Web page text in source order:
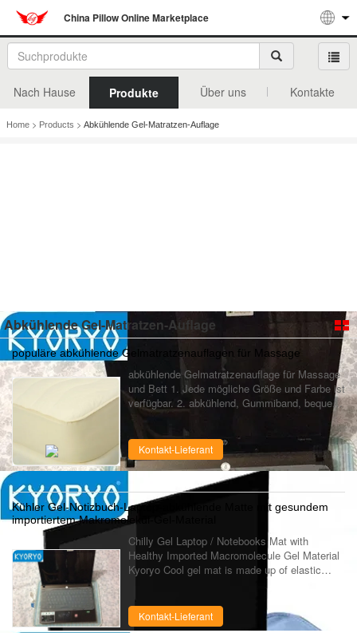
China Pillow Online Marketplace
Nach Hause Produkte Über uns Kontakte
Home > Products > Abkühlende Gel-Matratzen-Auflage
Abkühlende Gel-Matratzen-Auflage
populäre abkühlende Gelmatratzenauflagen für Massage
abkühlende Gelmatratzenauflage für Massage
und Bett 1. Jede mögliche Größe und Farbe ist
verfügbar. 2. abkühlend, Gummiband, bequem.
3. niedriger Preis Abkühlende
Gelmatratzenauflagen für Massage und Bett
Abk...
Kontakt-Lieferant
Kühler Gel-Notizbuch-Laptop-abkühlende Matte mit gesundem
importiertem Makromolekül-Gel-Material
Chilly Gel Laptop / Notebooks Mat with
Healthy Imported Macromolecule Gel Material
Kyoryo Cool gel mat is made up of elastic
defervescence patch, which is soft and in
good ...
Kontakt-Lieferant